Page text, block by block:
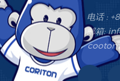
电话 :
邮箱: